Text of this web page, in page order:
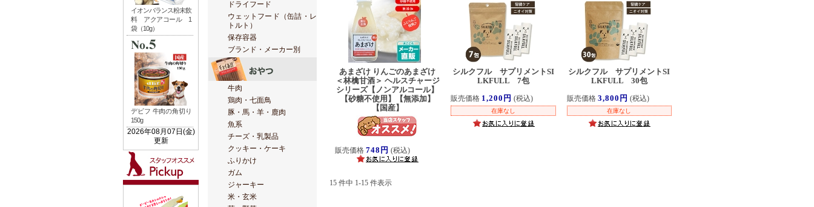
ドライフード
ウェットフード（缶詰・レ
トルト）
保存容器
ブランド・メーカー別
牛肉
鶏肉・七面鳥
豚・馬・羊・鹿肉
魚系
チーズ・乳製品
クッキー・ケーキ
ふりかけ
ガム
ジャーキー
米・玄米
あまざけ りんごのあまざけ
＜林檎甘酒＞ ヘルスチャージ
シリーズ【ノンアルコール】
【砂糖不使用】【無添加】
【国産】
販売価格 748円 (税込)
シルクフル サプリメントSI
LKFULL 7包
販売価格 1,200円 (税込)
在庫なし
シルクフル サプリメントSI
LKFULL 30包
販売価格 3,800円 (税込)
在庫なし
15 件中 1-15 件表示